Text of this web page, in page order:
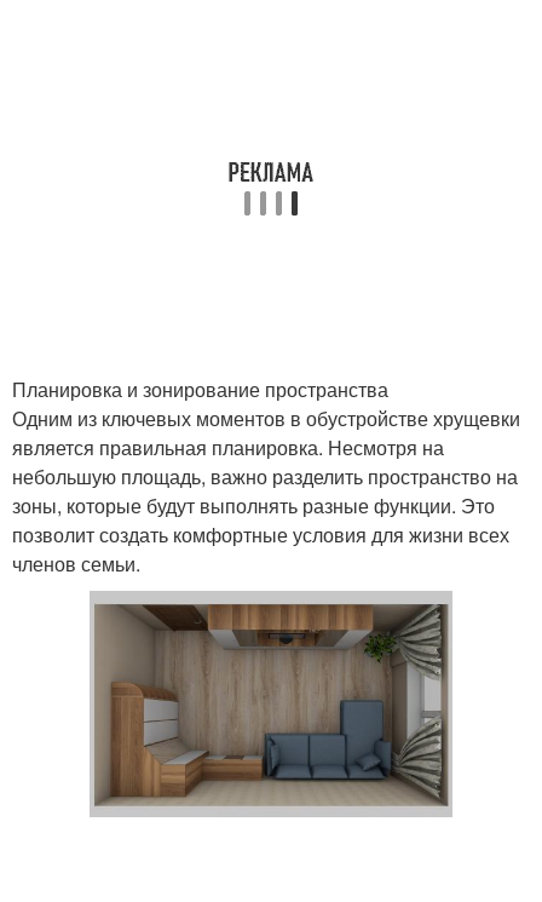
Планировка и зонирование пространства
Одним из ключевых моментов в обустройстве хрущевки
является правильная планировка. Несмотря на
небольшую площадь, важно разделить пространство на
зоны, которые будут выполнять разные функции. Это
позволит создать комфортные условия для жизни всех
членов семьи.